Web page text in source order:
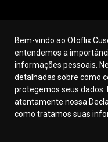
Bem-vindo ao Otoflix
entendemos a
informações pessoais.
detalhadas sobre como
protegemos seus dados.
atentamente nossa
como tratamos suas